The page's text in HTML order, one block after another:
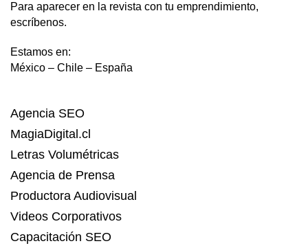
Para aparecer en la revista con tu emprendimiento,
escríbenos.
Estamos en:
México – Chile – España
Agencia SEO
MagiaDigital.cl
Letras Volumétricas
Agencia de Prensa
Productora Audiovisual
Videos Corporativos
Capacitación SEO